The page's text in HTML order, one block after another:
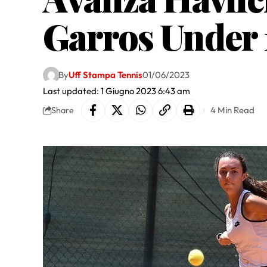
Garros Under
Last updated: 1 Giugno 2023 6:43 am
ByUff Stampa Tennis01/06/2023
Share 4 Min Read